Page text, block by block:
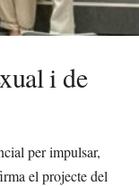
i de
per impulsar,
el projecte del